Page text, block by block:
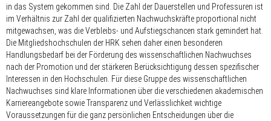
in das System gekommen sind. Die Zahl der Dauerstellen und Professuren ist
im Verhältnis zur Zahl der qualifizierten Nachwuchskräfte proportional nicht
mitgewachsen, was die Verbleibs- und Aufstiegschancen stark gemindert hat.
Die Mitgliedshochschulen der HRK sehen daher einen besonderen
Handlungsbedarf bei der Förderung des wissenschaftlichen Nachwuchses
nach der Promotion und der stärkeren Berücksichtigung dessen spezifischer
Interessen in den Hochschulen. Für diese Gruppe des wissenschaftlichen
Nachwuchses sind klare Informationen über die verschiedenen akademischen
Karriereangebote sowie Transparenz und Verlässlichkeit wichtige
Voraussetzungen für die ganz persönlichen Entscheidungen über die